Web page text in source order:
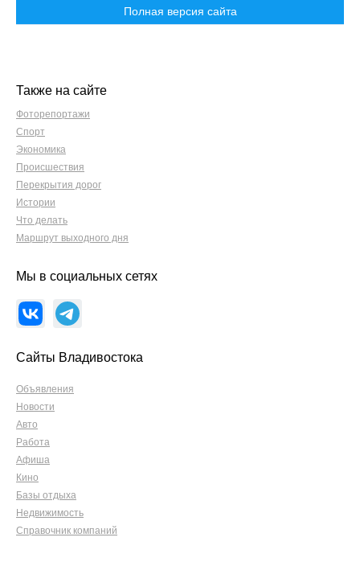
Полная версия сайта
Также на сайте
Фоторепортажи
Спорт
Экономика
Происшествия
Перекрытия дорог
Истории
Что делать
Маршрут выходного дня
Мы в социальных сетях
Сайты Владивостока
Объявления
Новости
Авто
Работа
Афиша
Кино
Базы отдыха
Недвижимость
Справочник компаний